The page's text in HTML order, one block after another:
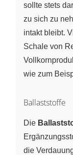
sollte stets
zu sich zu
intakt bleibt.
Schale von
wie zum
Ballaststoffe
Die
die